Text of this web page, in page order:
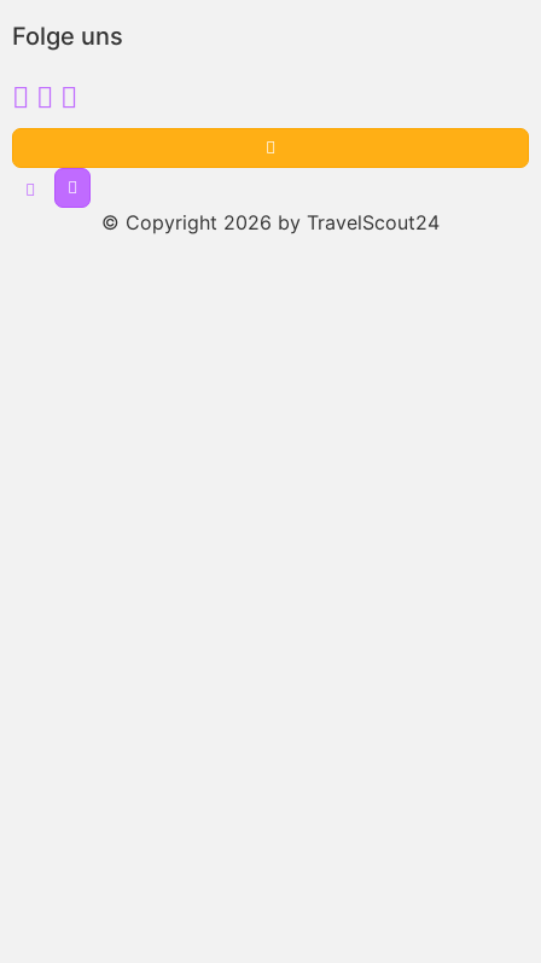
Folge uns
© Copyright 2026 by TravelScout24